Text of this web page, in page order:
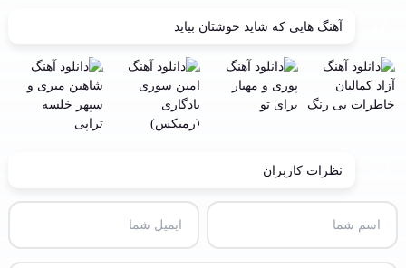
آهنگ هایی که شاید خوشتان بیاید
نظرات کاربران